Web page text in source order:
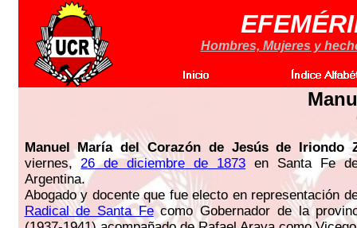
Hombres, Mujeres y
Manuel María del Corazón de Jesús de Iriondo
viernes,26 de diciembre de 1873 en Santa Fe
Argentina.
Abogado y docente que fue electo en representación
Radical de Santa Fecomo Gobernador de la